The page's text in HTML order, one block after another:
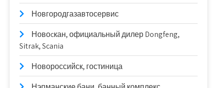
Новгородгазавтосервис
Новоcкан, официальный дилер Dongfeng,
Sitrak, Scania
Новороссийск, гостиница